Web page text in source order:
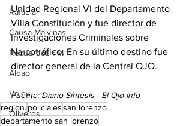
Rafaela
Causa Malvinas
Recuerdos FM
Aldao
Voley
Oliveros
Unidad Regional VI del Departamento
Villa Constitución y fue director de
Investigaciones Criminales sobre
Narcotráfico. En su último destino fue
director general de la Central OJO.
Fuente: Diario Síntesis - El Ojo Info
region. policialessan lorenzo
departamento san lorenzo